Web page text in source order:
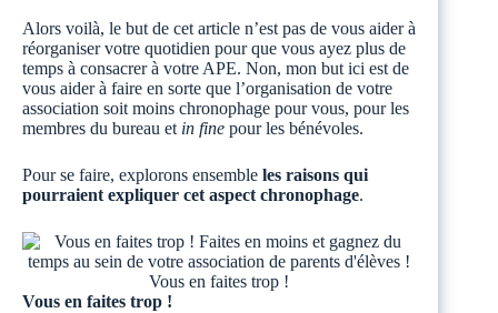
Alors voilà, le but de cet article n’est pas de vous aider à
réorganiser votre quotidien pour que vous ayez plus de
temps à consacrer à votre APE. Non, mon but ici est de
vous aider à faire en sorte que l’organisation de votre
association soit moins chronophage pour vous, pour les
membres du bureau et in fine pour les bénévoles.
Pour se faire, explorons ensemble les raisons qui
pourraient expliquer cet aspect chronophage.
Vous en faites trop !
Vous en faites trop !